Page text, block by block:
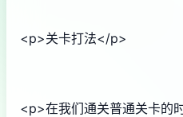
<p>关卡打法</p>
<p>在我们通关普通关卡的